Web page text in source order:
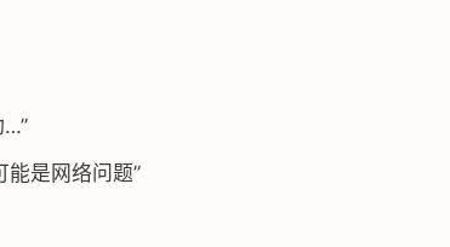
…”
能是网络问题”